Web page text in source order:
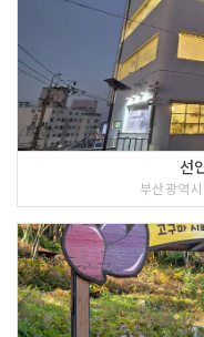
선
부산광역